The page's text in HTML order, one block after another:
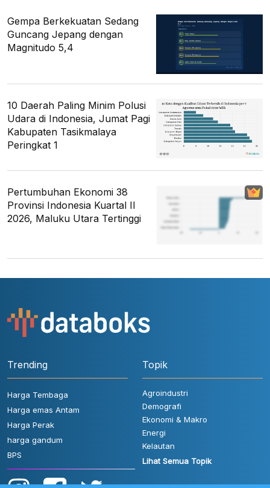
Gempa Berkekuatan Sedang
Guncang Jepang dengan
Magnitudo 5,4
10 Daerah Paling Minim Polusi
Udara di Indonesia, Jumat Pagi
Kabupaten Tasikmalaya
Peringkat 1
Pertumbuhan Ekonomi 38
Provinsi Indonesia Kuartal II
2026, Maluku Utara Tertinggi
Trending
Harga Tembaga
Harga emas Antam
Harga Perak
harga gandum
BPS
Topik
Agroindustri
Demografi
Ekonomi & Makro
Energi
Kelautan
Lihat Semua Topik